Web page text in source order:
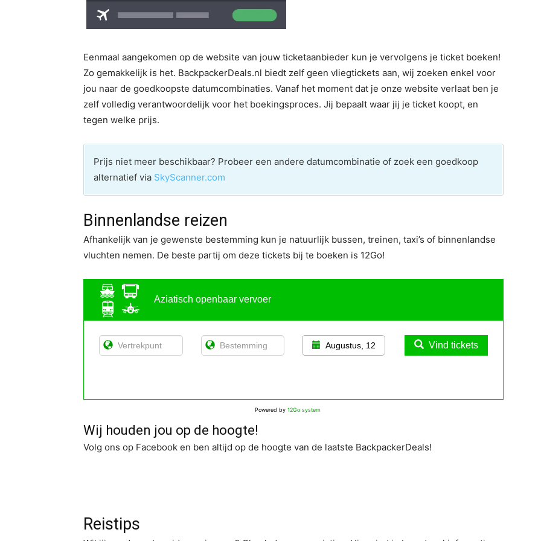
Eenmaal aangekomen op de website van jouw ticketaanbieder kun je vervolgens je ticket boeken!
Zo gemakkelijk is het. BackpackerDeals.nl biedt zelf geen vliegtickets aan, wij zoeken enkel voor
jou naar de goedkoopste datumcombinaties. Vanaf het moment dat je onze website verlaat ben je
zelf volledig verantwoordelijk voor het boekingsproces. Jij bepaalt waar jij je ticket koopt, en
tegen welke prijs.
Prijs niet meer beschikbaar? Probeer een andere datumcombinatie of zoek een goedkoop
alternatief via SkyScanner.com
Binnenlandse reizen
Afhankelijk van je gewenste bestemming kun je natuurlijk bussen, treinen, taxi’s of binnenlandse
vluchten nemen. De beste partij om deze tickets bij te boeken is 12Go!
Aziatisch openbaar vervoer
Augustus, 12 Vind tickets
Powered by 12Go system
Wij houden jou op de hoogte!
Volg ons op Facebook en ben altijd op de hoogte van de laatste BackpackerDeals!
Reistips